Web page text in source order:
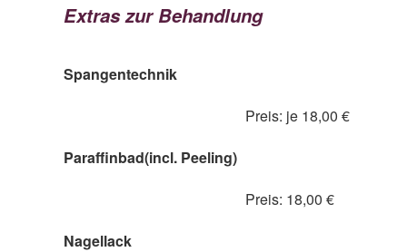
Extras zur Behandlung
Spangentechnik
Preis: je 18,00 €
Paraffinbad(incl. Peeling)
Preis: 18,00 €
Nagellack